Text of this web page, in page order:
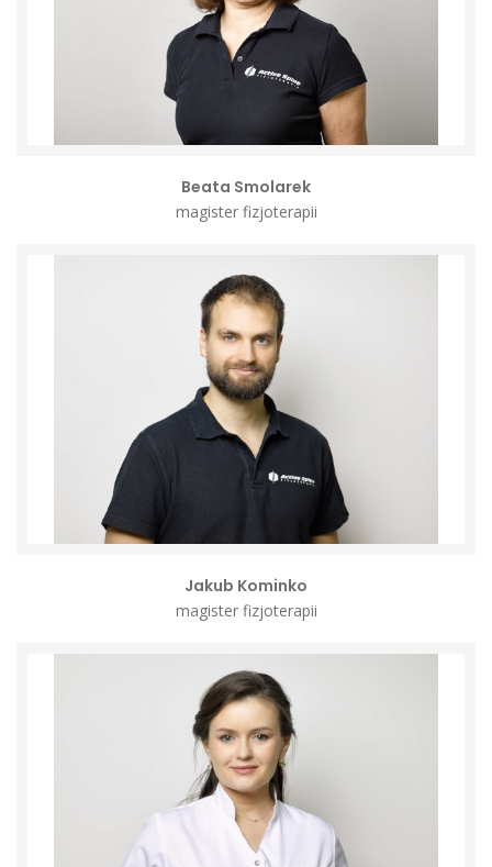
Beata Smolarek
magister fizjoterapii
Jakub Kominko
magister fizjoterapii